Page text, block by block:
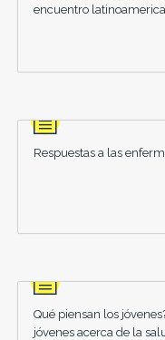
encuentro
Respuestas a las
Qué piensan los
jóvenes acerca de la